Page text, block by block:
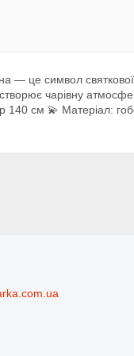
— це символ
чарівну
140 см 💫 Матеріал: